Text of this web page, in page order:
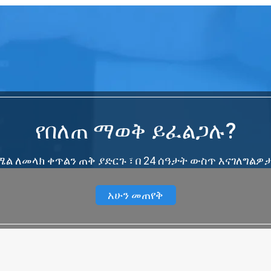
የበለጠ ማወቅ ይፈልጋሉ?
ለመላክ ቀጥልን ጠቅ ያድርጉ ፣ በ 24 ሰዓታት ውስጥ
አሁን መጠየቅ